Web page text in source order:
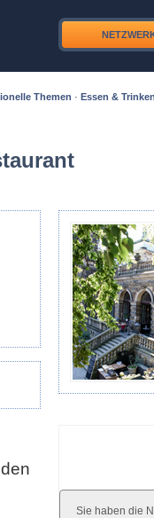
Themen · Essen &
Sie haben die